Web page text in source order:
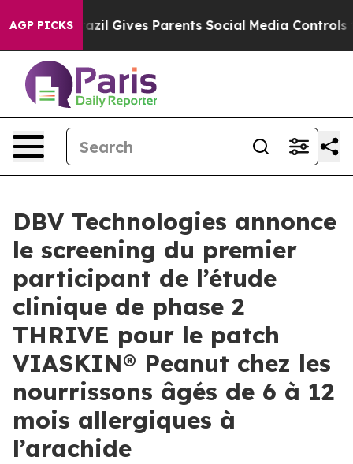
AGP PICKS
Brazil Gives Parents Social Media Controls for Their
DBV Technologies annonce
le screening du premier
participant de l’étude
clinique de phase 2
THRIVE pour le patch
VIASKIN® Peanut chez les
nourrissons âgés de 6 à 12
mois allergiques à
l’arachide